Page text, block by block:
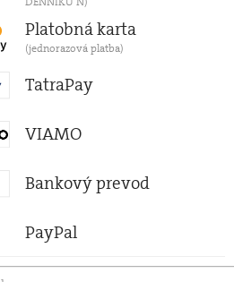
Platobná karta
(jednorazová platba)
TatraPay
VIAMO
Bankový prevod
PayPal